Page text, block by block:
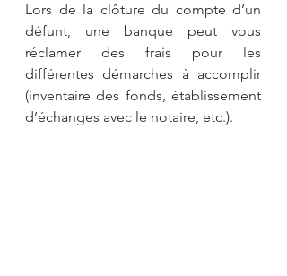
Lors de la clôture du compte d’un
défunt, une banque peut vous
réclamer des frais pour les
différentes démarches à accomplir
(inventaire des fonds, établissement
d’échanges avec le notaire, etc.).